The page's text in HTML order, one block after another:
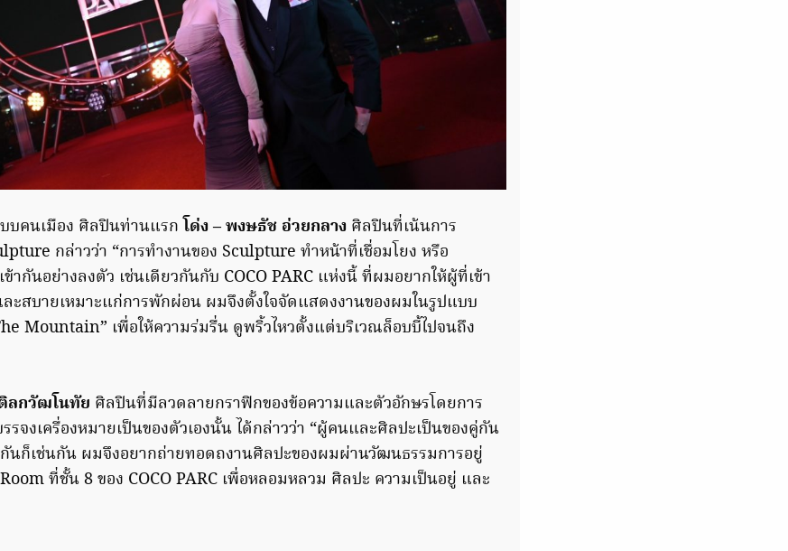
บคนเมือง ศิลปินท่านแรกโด่ง – พงษธัช อ่วยกลาง ศิลปินที่เน้นการ
กล่าวว่า “การทำงานของ Sculpture ทำหน้าที่เชื่อมโยง หรือ
ากันอย่างลงตัว เช่นเดียวกันกับ COCO PARC แห่งนี้ ที่ผมอยากให้ผู้ที่เข้า
ะสบายเหมาะแก่การพักผ่อน ผมจึงตั้งใจจัดแสดงงานของผมในรูปแบบ
Mountain” เพื่อให้ความร่มรื่น ดูพริ้วไหวตั้งแต่บริเวณล็อบบี้ไปจนถึง
ลกวัฒโนทัย ศิลปินที่มีลวดลายกราฟิกของข้อความและตัวอักษรโดยการ
รจงเครื่องหมายเป็นของตัวเองนั้น ได้กล่าวว่า “ผู้คนและศิลปะเป็นของคู่กัน
นก็เช่นกัน ผมจึงอยากถ่ายทอดถงานศิลปะของผมผ่านวัฒนธรรมการอยู่
ที่ชั้น 8 ของ COCO PARC เพื่อหลอมหลวม ศิลปะ ความเป็นอยู่ และ